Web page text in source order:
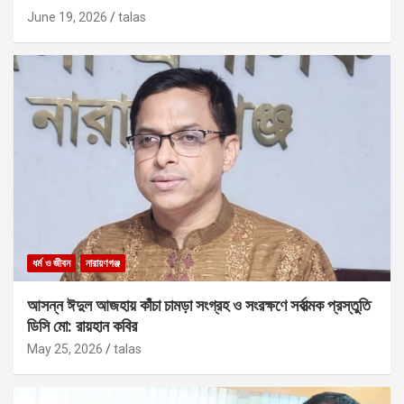
June 19, 2026 talas
ধর্ম ও জীবন নারায়ণগঞ্জ
আসন্ন ঈদুল আজহায় কাঁচা চামড়া সংগ্রহ ও সংরক্ষণে সর্বাত্মক প্রস্তুতি
ডিসি মো: রায়হান কবির
May 25, 2026 talas